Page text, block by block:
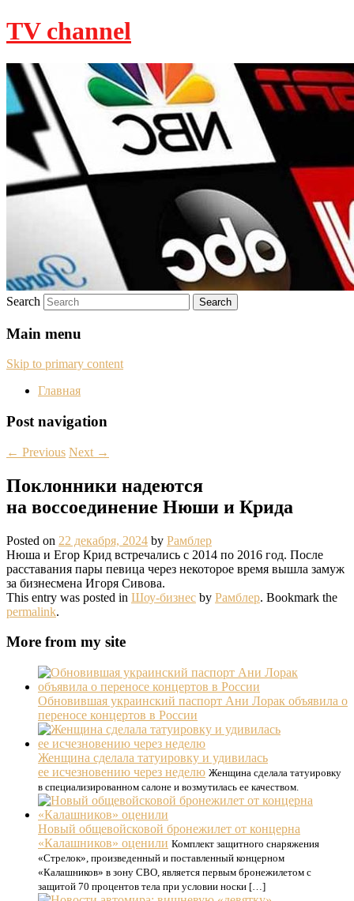
TV channel
Search
Main menu
Skip to primary content
Главная
Post navigation
← Previous Next →
Поклонники надеются
на воссоединение Нюши и Крида
Posted on 22 декабря, 2024 by Рамблер
Нюша и Егор Крид встречались с 2014 по 2016 год. После
расставания пары певица через некоторое время вышла замуж
за бизнесмена Игоря Сивова.
This entry was posted in Шоу-бизнес by Рамблер. Bookmark the
permalink.
More from my site
Обновившая украинский паспорт Ани Лорак объявила о
переносе концертов в России
Женщина сделала татуировку и удивилась
ее исчезновению через неделю Женщина сделала татуировку
в специализированном салоне и возмутилась ее качеством.
Новый общевойсковой бронежилет от концерна
«Калашников» оценили Комплект защитного снаряжения
«Стрелок», произведенный и поставленный концерном
«Калашников» в зону СВО, является первым бронежилетом с
защитой 70 процентов тела при условии носки […]